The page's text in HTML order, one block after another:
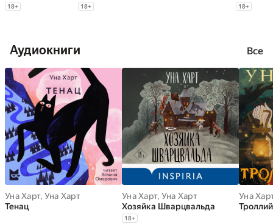
18+
приключения
Магнуссона
18+ 18+
Аудиокниги Все
Уна Харт, Уна Харт
Тенац
Уна Харт, Уна Харт
Хозяйка Шварцвальда
18+
Уна